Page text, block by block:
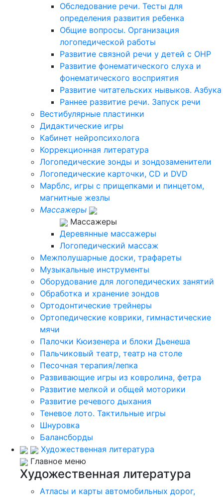
Обследование речи. Тесты для
определения развития ребенка
Общие вопросы. Организация
логопедической работы
Развитие связной речи у детей с ОНР
Развитие фонематического слуха и
фонематического восприятия
Развитие читательских нывыков. Азбука
Раннее развитие речи. Запуск речи
Вестибулярные пластинки
Дидактические игры
Кабинет нейропсихолога
Коррекционная литература
Логопедические зонды и зондозаменители
Логопедические карточки, CD и DVD
Марблс, игры с прищепками и пинцетом,
магнитные жезлы
Массажеры
Массажеры
Деревянные массажеры
Логопедический массаж
Межполушарные доски, трафареты
Музыкальные инструменты
Оборудование для логопедических занятий
Обработка и хранение зондов
Ортодонтические трейнеры
Ортопедические коврики, гимнастические
мячи
Палочки Кюизенера и блоки Дьенеша
Пальчиковый театр, театр на столе
Песочная терапия/лепка
Развивающие игры из ковролина, фетра
Развитие мелкой и общей моторики
Развитие речевого дыхания
Теневое лото. Тактильные игры
Шнуровка
Балансборды
Художественная литература
Главное меню
Художественная литература
Атласы и карты автомобильных дорог,